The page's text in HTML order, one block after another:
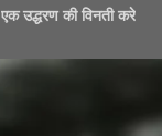
एक उद्धरण की विनती करे